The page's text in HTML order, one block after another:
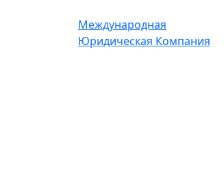
Международная
Юридическая Компания